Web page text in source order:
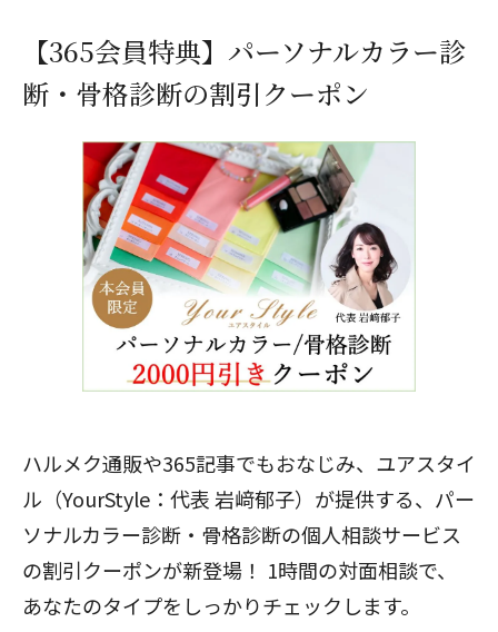
【365会員特典】パーソナルカラー診
断・骨格診断の割引クーポン
ハルメク通販や365記事でもおなじみ、ユアスタイ
ル（YourStyle：代表 岩﨑郁子）が提供する、パー
ソナルカラー診断・骨格診断の個人相談サービス
の割引クーポンが新登場！ 1時間の対面相談で、
あなたのタイプをしっかりチェックします。